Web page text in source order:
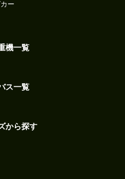
車 H18 デュトロ アイチコーポレ
動格納機能 首振りバケット
部
るとスムーズです❗
の基準を東経135度に制定され
輪エアサス
るとスムーズです❗
ー
機一覧
ス一覧
から探す